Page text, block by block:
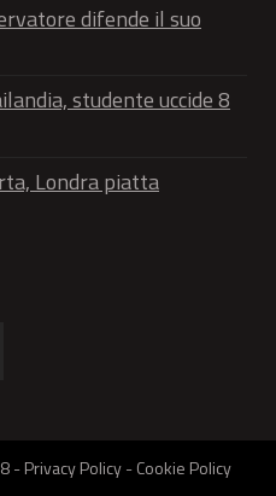
difende il suo
studente uccide 8
Londra piatta
-Privacy Policy-Cookie Policy